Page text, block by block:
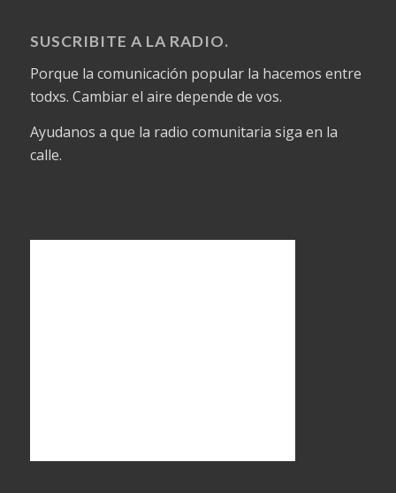
SUSCRIBITE A LA RADIO.
Porque la comunicación popular la hacemos entre
todxs. Cambiar el aire depende de vos.
Ayudanos a que la radio comunitaria siga en la
calle.